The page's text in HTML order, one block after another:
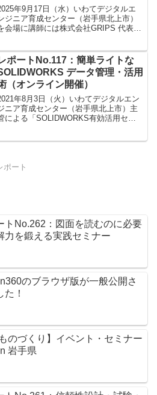
年9月17日（水）いわてデジタルエ
ジニア育成センター（岩手県北上市）
会場に講師には株式会社GRIPS 代表取
トアーム実機体験会を開催しました。
ボット２...
ポートNo.117：簡単ライトな
データ管理・活用
（オンライン開催）
年8月3日（火）いわてデジタルエン
ニア育成センター（岩手県北上市）主
による「SOLIDWORKS有効活用セミ
ポート
トNo.262：図面を読むのに必要
力を鍛える実践セミナー
のブラウザ版が一般公開さ
た！
ものづくり】イベント・セミナー
岩手県